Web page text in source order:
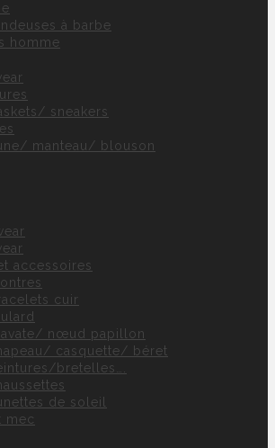
à barbe
homme
sneakers
manteau/ blouson
accessoires
cuir
nœud papillon
casquette/ béret
bretelles….
de soleil
mec